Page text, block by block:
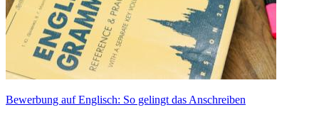
Bewerbung auf Englisch: So gelingt das Anschreiben